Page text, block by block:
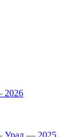
2026
Урал — 2025